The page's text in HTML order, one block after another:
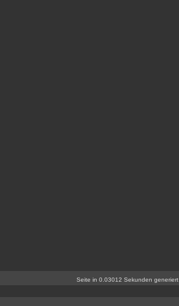
Seite in 0.03012 Sekunden generiert